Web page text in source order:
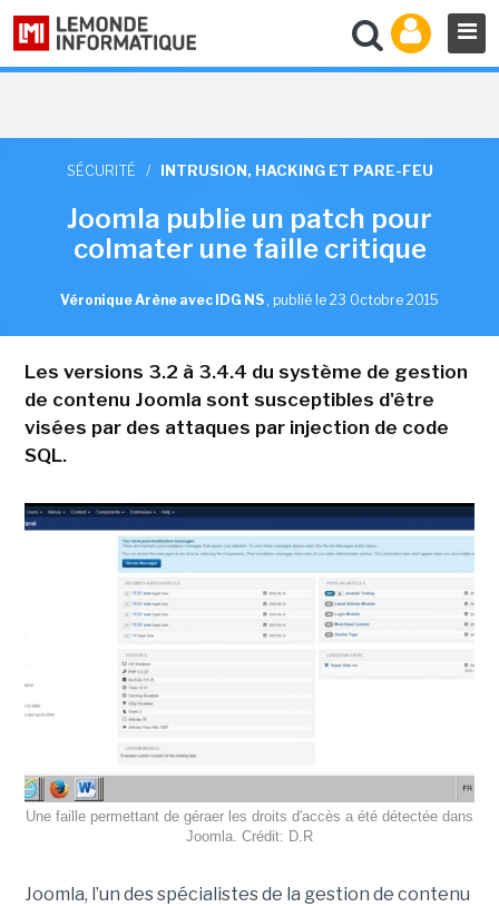
SÉCURITÉ / INTRUSION, HACKING ET PARE-FEU
Joomla publie un patch pour
colmater une faille critique
Véronique Arène avec IDG NS , publié le 23 Octobre 2015
Les versions 3.2 à 3.4.4 du système de gestion
de contenu Joomla sont susceptibles d'être
visées par des attaques par injection de code
SQL.
Une faille permettant de géraer les droits d'accès a été détectée dans
Joomla. Crédit: D.R
Joomla, l’un des spécialistes de la gestion de contenu